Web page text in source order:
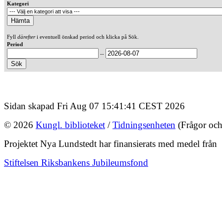
Kategori
Fyll därefteri eventuell önskad period och klicka på Sök.
Period
--
Sidan skapad Fri Aug 07 15:41:41 CEST 2026
© 2026 Kungl. biblioteket /Tidningsenheten (Frågor
Projektet Nya Lundstedt har finansierats med medel från
Stiftelsen Riksbankens Jubileumsfond